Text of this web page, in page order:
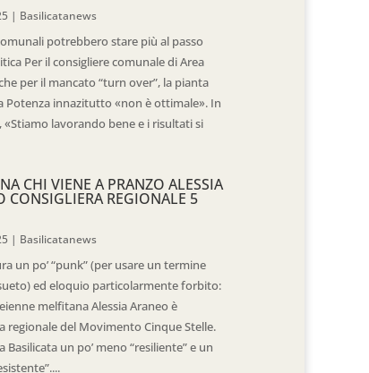
| Basilicatanews
potrebbero stare più al passo
Per il consigliere comunale di Area
per il mancato “turn over”, la pianta
Potenza innazitutto «non è ottimale». In
«Stiamo lavorando bene e i risultati si
CHI VIENE A PRANZO ALESSIA
CONSIGLIERA REGIONALE 5
| Basilicatanews
un po’ “punk” (per usare un termine
ed eloquio particolarmente forbito:
melfitana Alessia Araneo è
regionale del Movimento Cinque Stelle.
Basilicata un po’ meno “resiliente” e un